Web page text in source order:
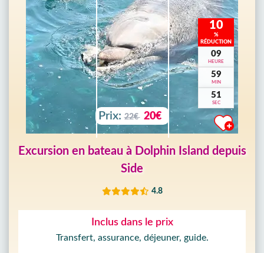
10
%
RÉDUCTION
09
HEURE
59
MIN
49
SEC
Prix: 22€ 20€
Excursion en bateau à Dolphin Island depuis
Side
4.8
Inclus dans le prix
Transfert, assurance, déjeuner, guide.